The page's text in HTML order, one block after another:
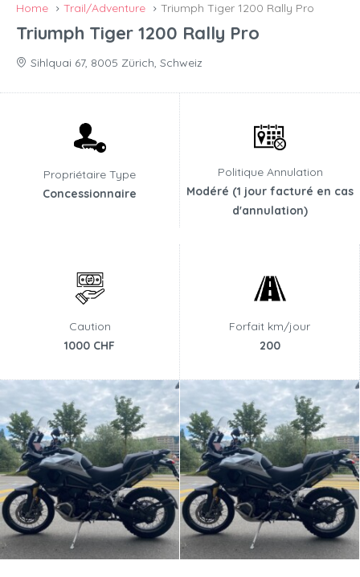
Home Trail/Adventure Triumph Tiger 1200 Rally Pro
Triumph Tiger 1200 Rally Pro
Sihlquai 67, 8005 Zürich, Schweiz
Propriétaire Type
Concessionnaire
Politique Annulation
Modéré (1 jour facturé en cas
d'annulation)
Caution
1000 CHF
Forfait km/jour
200